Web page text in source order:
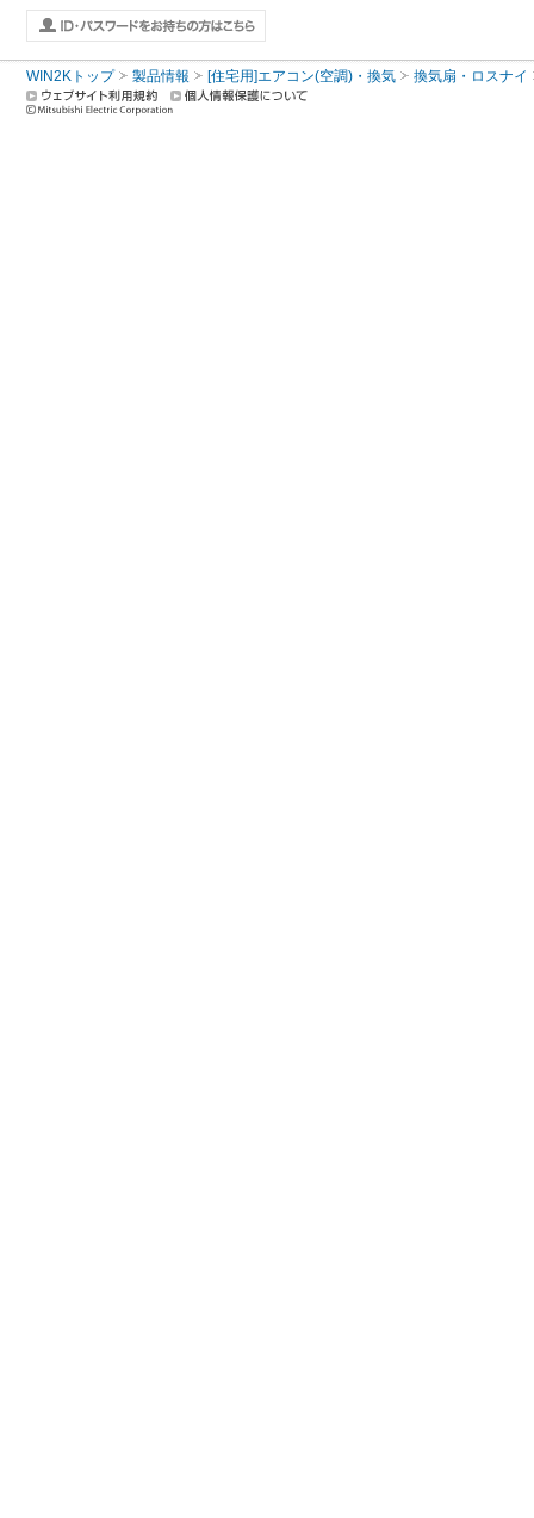
WIN2Kトップ 製品情報 [住宅用]エアコン(空調)・換気 換気扇・ロスナイ